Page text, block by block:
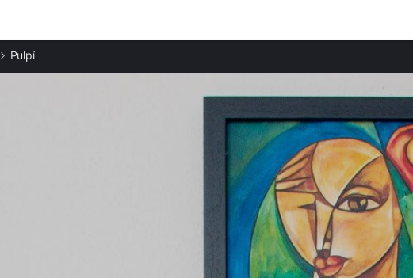
Apartamentos en San Juan de los Terreros
Apartamentos en Águilas
Apartamentos en Cuevas del Almanzora
Pulpí